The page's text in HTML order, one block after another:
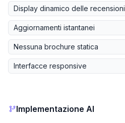
Display dinamico delle recensioni
Aggiornamenti istantanei
Nessuna brochure statica
Interfacce responsive
Implementazione AI